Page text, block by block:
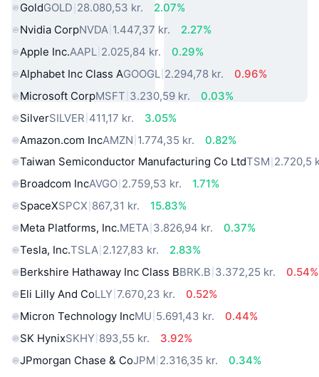
GoldGOLD 28.080,53 kr.
2.07%
Nvidia CorpNVDA 1.447,37 kr.
2.27%
Apple Inc.AAPL 2.025,84 kr.
0.29%
Alphabet Inc Class AGOOGL 2.294,78 kr.
0.96%
Microsoft CorpMSFT 3.230,59 kr.
0.03%
SilverSILVER 411,17 kr.
3.05%
Amazon.com IncAMZN 1.774,35 kr.
0.82%
Taiwan Semiconductor Manufacturing Co LtdTSM 2.720,5
Broadcom IncAVGO 2.759,53 kr.
1.71%
SpaceXSPCX 867,31 kr.
15.83%
Meta Platforms, Inc.META 3.826,94 kr.
0.37%
Tesla, Inc.TSLA 2.127,83 kr.
2.83%
Berkshire Hathaway Inc Class BBRK.B 3.372,25 kr.
0.54%
Eli Lilly And CoLLY 7.670,23 kr.
0.52%
Micron Technology IncMU 5.691,43 kr.
0.44%
SK HynixSKHY 893,55 kr.
3.92%
JPmorgan Chase & CoJPM 2.316,35 kr.
0.34%